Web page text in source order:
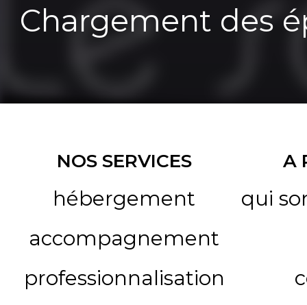
Chargement des
NOS SERVICES
hébergement
accompagnement
professionnalisation
A
qui